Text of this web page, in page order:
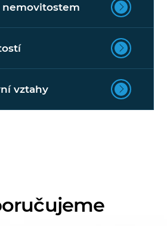
nemovitostem
vztahy